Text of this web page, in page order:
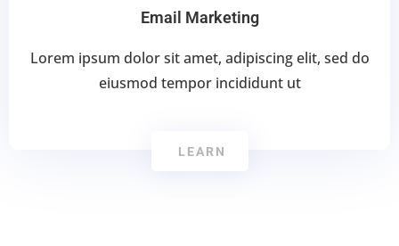
Email Marketing
Lorem ipsum dolor sit amet, adipiscing elit, sed do
eiusmod tempor incididunt ut
LEARN